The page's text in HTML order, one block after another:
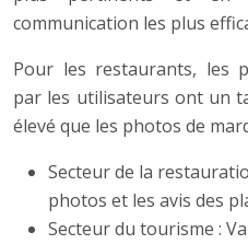
communication les plus
Pour les restaurants, les
par les utilisateurs ont un
élevé que les photos de
Secteur de la
photos et les avis des
Secteur du tourisme :